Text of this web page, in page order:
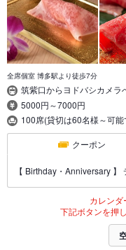
全席個室 博多駅より徒歩7分
筑紫口からヨドバシカメ
5000円～7000円
100席(貸切は60名様～可能
クーポン
【 Birthday・Anniversary
カレンダ
下記ボタンを押